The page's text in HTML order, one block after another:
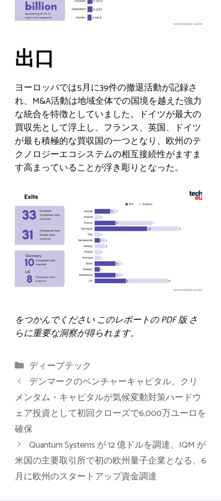
出口
ヨーロッパでは5月に39件の撤退活動が記録さ
れ、M&A活動は地域全体での国境を越えた強力
な統合を特徴としていました。ドイツが最大の
買収先として浮上し、フランス、英国、ドイツ
が最も積極的な買収国の一つとなり、欧州のテ
クノロジーエコシステムの相互接続性がますま
す高まっていることが浮き彫りとなった。
をつかんでください このレポートの PDF 版 さ
らに重要な洞察が得られます。
カ
テ
ゴ
リ
ー
ディープテック
デンマークのベンチャーキャピタル、クリ
メンタム・キャピタルが気候変動対策ハードウ
ェア投資として初回クローズで6,000万ユーロを
確保
Quantum Systems が 12 億ドルを調達、IQM が
米国の主要取引所で初の欧州量子企業となる、6
月に欧州のスタートアップ資金調達